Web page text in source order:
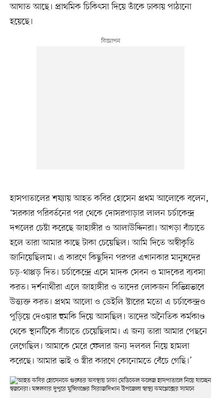
আঘাত আছে। প্রাথমিক চিকিৎসা দিয়ে তাঁকে ঢাকায় পাঠানো
হয়েছে।
হাসপাতালের শয্যায় আহত কবির হোসেন প্রথম আলোকে বলেন,
‘সরকার পরিবর্তনের পর থেকে দোসরপাড়ার লালন চর্চাকেন্দ্র
দখলের চেষ্টা করেছে জাহাঙ্গীর ও আলাউদ্দিনরা। আখড়া বাঁচাতে
হলে তারা আমার কাছে টাকা চেয়েছিল। আমি দিতে অস্বীকৃতি
জানিয়েছিলাম। এ কারণে কিছুদিন পরপর এখানকার মানুষদের
চড়-থাপ্পড় দিত। চর্চাকেন্দ্রে এসে মাদক সেবন ও মাদকের ব্যবসা
করত। দর্শনার্থীরা এলে জাহাঙ্গীর ও তাদের লোকজন বিভিন্নভাবে
উত্ত্যক্ত করত। প্রথম আলো ও ডেইলি স্টারের মতো এ চর্চাকেন্দ্রও
পুড়িয়ে দেওয়ার হুমকি দিয়ে আসছিল। তাদের অনৈতিক কর্মকাণ্ড
থেকে স্থানটিকে বাঁচাতে চেয়েছিলাম। এ জন্য তারা আমার পেছনে
লেগেছিল। আমাকে মেরে ফেলার জন্য দলবল নিয়ে হামলা
করেছে। আমার ভাই ও স্ত্রীর কারণে কোনোমতে বেঁচে গেছি।’